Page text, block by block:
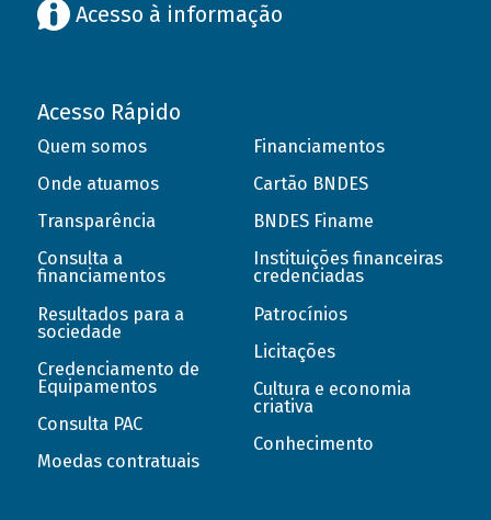
Acesso à informação
Acesso Rápido
Quem somos
Onde atuamos
Transparência
Consulta a
financiamentos
Resultados para a
sociedade
Credenciamento de
Equipamentos
Consulta PAC
Moedas contratuais
Financiamentos
Cartão BNDES
BNDES Finame
Instituições financeiras
credenciadas
Patrocínios
Licitações
Cultura e economia
criativa
Conhecimento